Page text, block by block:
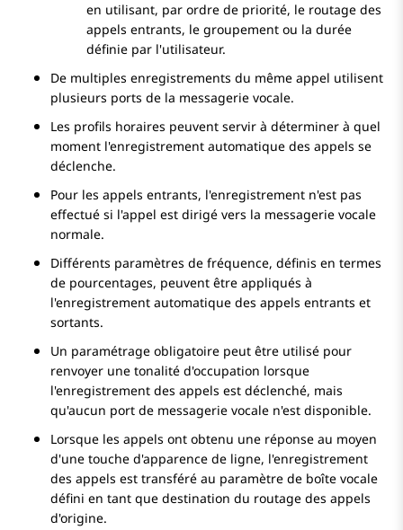
en utilisant, par ordre de priorité, le routage des
appels entrants, le groupement ou la durée
définie par l'utilisateur.
De multiples enregistrements du même appel utilisent
plusieurs ports de la messagerie vocale.
Les profils horaires peuvent servir à déterminer à quel
moment l'enregistrement automatique des appels se
déclenche.
Pour les appels entrants, l'enregistrement n'est pas
effectué si l'appel est dirigé vers la messagerie vocale
normale.
Différents paramètres de fréquence, définis en termes
de pourcentages, peuvent être appliqués à
l'enregistrement automatique des appels entrants et
sortants.
Un paramétrage obligatoire peut être utilisé pour
renvoyer une tonalité d'occupation lorsque
l'enregistrement des appels est déclenché, mais
qu'aucun port de messagerie vocale n'est disponible.
Lorsque les appels ont obtenu une réponse au moyen
d'une touche d'apparence de ligne, l'enregistrement
des appels est transféré au paramètre de boîte vocale
défini en tant que destination du routage des appels
d'origine.